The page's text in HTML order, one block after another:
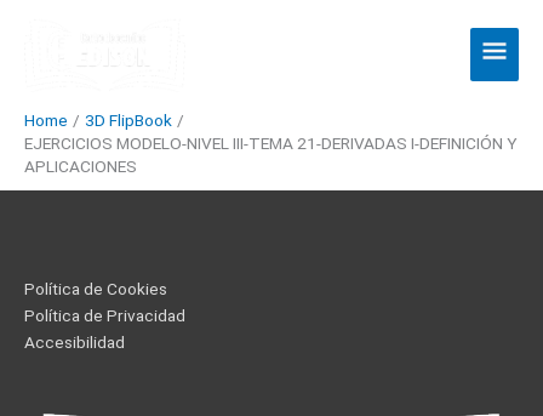
Main
Menu
Home
3D FlipBook
EJERCICIOS MODELO-NIVEL III-TEMA 21-DERIVADAS I-DEFINICIÓN Y
APLICACIONES
Política de Cookies
Política de Privacidad
Accesibilidad